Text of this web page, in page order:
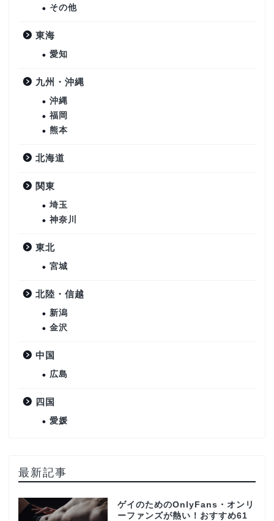
その他
東海
愛知
九州・沖縄
沖縄
福岡
熊本
北海道
関東
埼玉
神奈川
東北
宮城
北陸・信越
新潟
金沢
中国
広島
四国
愛媛
最新記事
ゲイのためのOnlyFans・オンリ
ーファンズが熱い！おすすめ61